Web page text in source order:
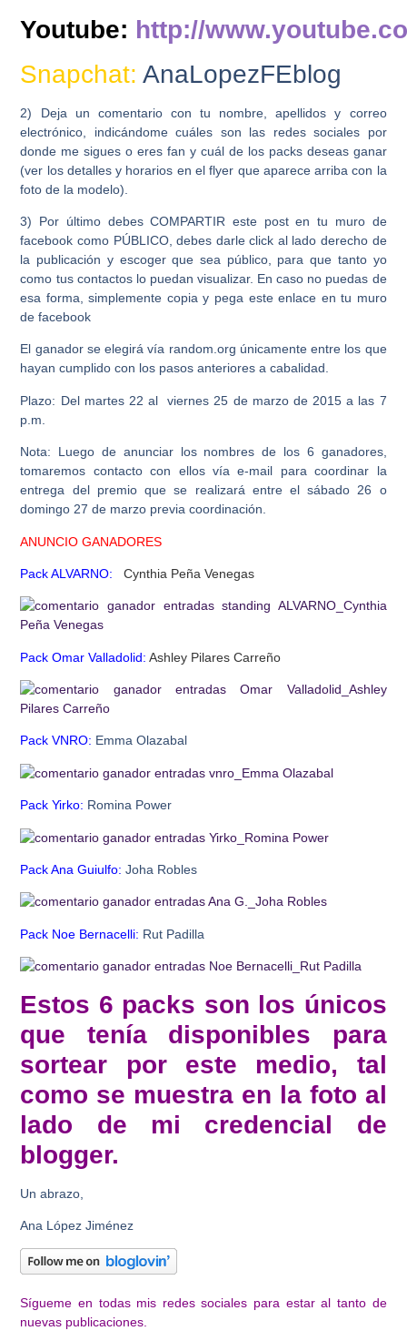
Youtube: http://
Snapchat: AnaLopezFEblog
2) Deja un comentario con tu nombre, apellidos y correo
electrónico, indicándome cuáles son las redes sociales por
donde me sigues o eres fan y cuál de los packs deseas ganar
(ver los detalles y horarios en el flyer que aparece arriba con la
foto de la modelo).
3) Por último debes COMPARTIR este post en tu muro de
facebook como PÚBLICO, debes darle click al lado derecho de
la publicación y escoger que sea público, para que tanto yo
como tus contactos lo puedan visualizar. En caso no puedas de
esa forma, simplemente copia y pega este enlace en tu muro
de facebook
El ganador se elegirá vía random.org únicamente entre los que
hayan cumplido con los pasos anteriores a cabalidad.
Plazo: Del martes 22 al viernes 25 de marzo de 2015 a las 7
p.m.
Nota: Luego de anunciar los nombres de los 6 ganadores,
tomaremos contacto con ellos vía e-mail para coordinar la
entrega del premio que se realizará entre el sábado 26 o
domingo 27 de marzo previa coordinación.
ANUNCIO GANADORES
Pack ALVARNO:Cynthia Peña Venegas
Pack Omar Valladolid:Ashley Pilares Carreño
Pack VNRO: Emma Olazabal
Pack Yirko: Romina Power
Pack Ana Guiulfo: Joha Robles
Pack Noe Bernacelli: Rut Padilla
Estos 6 packs son los únicos
que tenía disponibles para
sortear por este medio, tal
como se muestra en la foto al
lado de mi credencial de
blogger.
Un abrazo,
Ana López Jiménez
Sígueme en todas mis redes sociales para estar al tanto de
nuevas publicaciones.